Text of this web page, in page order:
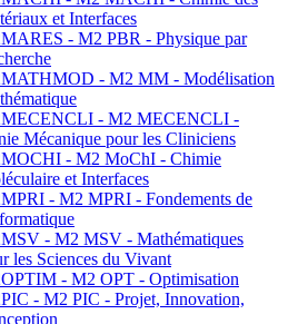
et Interfaces
- M2 PBR - Physique par
- M2 MM - Modélisation
- M2 MECENCLI -
Mécanique pour les Cliniciens
- M2 MoChI - Chimie
et Interfaces
- M2 MPRI - Fondements de
- M2 MSV - Mathématiques
les Sciences du Vivant
- M2 OPT - Optimisation
- M2 PIC - Projet, Innovation,